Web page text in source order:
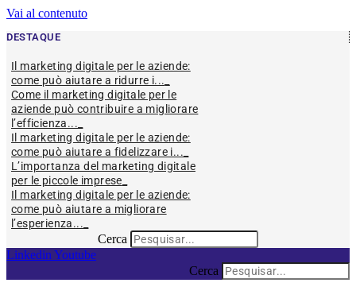
Vai al contenuto
DESTAQUE
Il marketing digitale per le aziende:
come può aiutare a ridurre i...
Come il marketing digitale per le
aziende può contribuire a migliorare
l’efficienza...
Il marketing digitale per le aziende:
come può aiutare a fidelizzare i...
L’importanza del marketing digitale
per le piccole imprese
Il marketing digitale per le aziende:
come può aiutare a migliorare
l’esperienza...
Cerca
Linkedin Youtube
Cerca